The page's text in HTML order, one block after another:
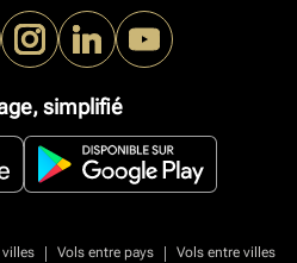
simplifié
villes | Vols entre pays |
Vols entre villes